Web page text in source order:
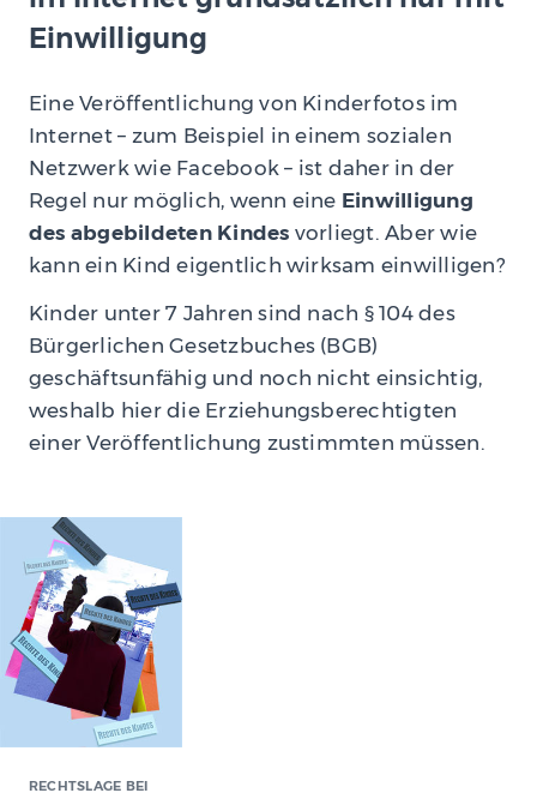
Einwilligung
Eine Veröffentlichung von Kinderfotos im
Internet – zum Beispiel in einem sozialen
Netzwerk wie Facebook – ist daher in der
Regel nur möglich, wenn eine Einwilligung
des abgebildeten Kindes vorliegt. Aber wie
kann ein Kind eigentlich wirksam einwilligen?
Kinder unter 7 Jahren sind nach § 104 des
Bürgerlichen Gesetzbuches (BGB)
geschäftsunfähig und noch nicht einsichtig,
weshalb hier die Erziehungsberechtigten
einer Veröffentlichung zustimmten müssen.
RECHTSLAGE BEI